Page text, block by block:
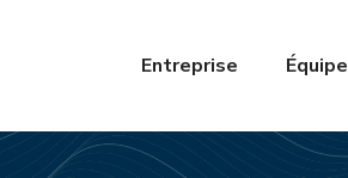
Entreprise Équipe